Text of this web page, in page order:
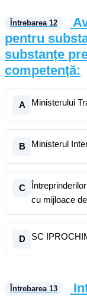
Întrebarea 12
pentru
substanțe
competență:
A Ministerului
B Ministerul
C
cu mijloace
D SC
Întrebarea 13